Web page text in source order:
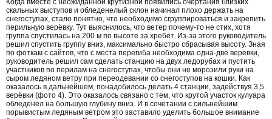
скальных выступов и обледенелый склон начинал плохо держать на
снегоступах, стало понятно, что необходимо сгруппироваться и закрепить
перильную верёвку. Тут выяснилось, что ветер почему-то не стих, хотя
группа спустилась на 200 м по высоте за хребет. Из-за этого руководитель
решил спустить группу вниз, максимально быстро сбрасывая высоту. Зная
по фоткам с сайтов, что с места перегиба необходима одна-две верёвки,
руководитель решил сам сделать станцию на двух ледорубах и пустить
участников по перилам на снегоступах, чтобы они не морозили руки на
сыром ледяном ветру при переодевании со снегоступов на кошки. Как
оказалось в дальнейшем, понадобилось делать 4 станции, задействуя 3,5
верёвки (фото 4). Это оказалось связано с тем, что крутой участок кулуара
обледенел на большую глубину вниз. И в сочетании с сильнейшим
порывистым ледяным ветром это заставило уделить большое внимание